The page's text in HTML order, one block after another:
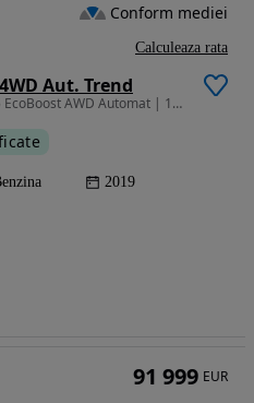
Aut. Trend
1499 cm3 • 150 CP • Ford Kuga 1.5 EcoBoost AWD Automat | 175 CP | 2019 | 100.300 km
2019
Conform mediei
Calculeaza rata
91 999 EUR